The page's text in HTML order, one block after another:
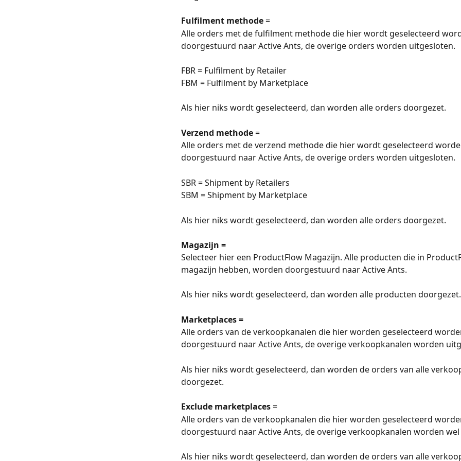
Fulfilment methode =
Alle orders met de fulfilment methode die hier wordt geselecteerd
doorgestuurd naar Active Ants, de overige orders worden uitgesloten.
FBR = Fulfilment by Retailer
FBM = Fulfilment by Marketplace
Als hier niks wordt geselecteerd, dan worden alle orders doorgezet.
Verzend methode =
Alle orders met de verzend methode die hier wordt geselecteerd
doorgestuurd naar Active Ants, de overige orders worden uitgesloten.
SBR = Shipment by Retailers
SBM = Shipment by Marketplace
Als hier niks wordt geselecteerd, dan worden alle orders doorgezet.
Magazijn =
Selecteer hier een ProductFlow Magazijn. Alle producten die in
magazijn hebben, worden doorgestuurd naar Active Ants.
Als hier niks wordt geselecteerd, dan worden alle producten doorgezet.
Marketplaces =
Alle orders van de verkoopkanalen die hier worden geselecteerd
doorgestuurd naar Active Ants, de overige verkoopkanalen worden
Als hier niks wordt geselecteerd, dan worden de orders van alle
doorgezet.
Exclude marketplaces =
Alle orders van de verkoopkanalen die hier worden geselecteerd
doorgestuurd naar Active Ants, de overige verkoopkanalen worden
Als hier niks wordt geselecteerd, dan worden de orders van alle